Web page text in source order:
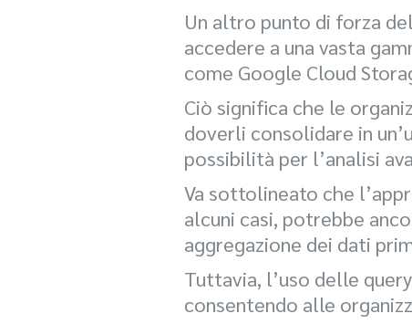
Un altro punto di forza
accedere a una vasta
come Google Cloud
Ciò significa che le
doverli consolidare in
possibilità per l’analisi
Va sottolineato che
alcuni casi, potrebbe
aggregazione dei dati
Tuttavia, l’uso delle
consentendo alle